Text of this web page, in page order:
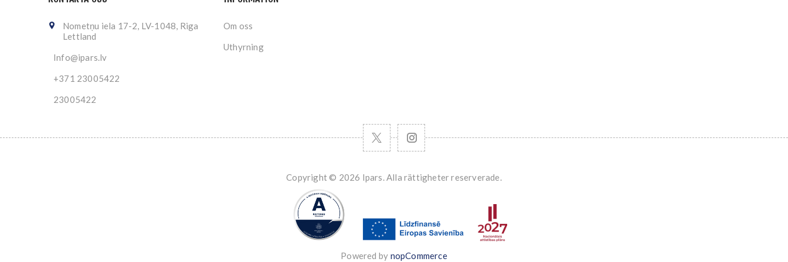
Nometņu iela 17-2, LV-1048, Riga
Lettland
Info@ipars.lv
+371 23005422
23005422
Om oss
Uthyrning
Copyright © 2026 Ipars. Alla rättigheter reserverade.
Powered by nopCommerce